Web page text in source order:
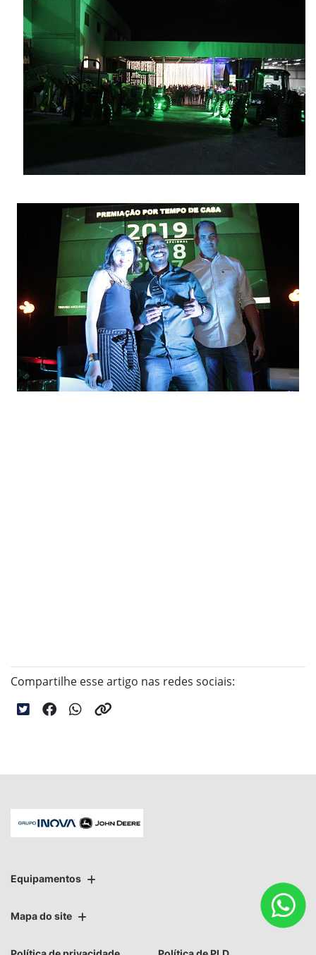
Compartilhe esse artigo nas redes sociais:
Equipamentos
Mapa do site